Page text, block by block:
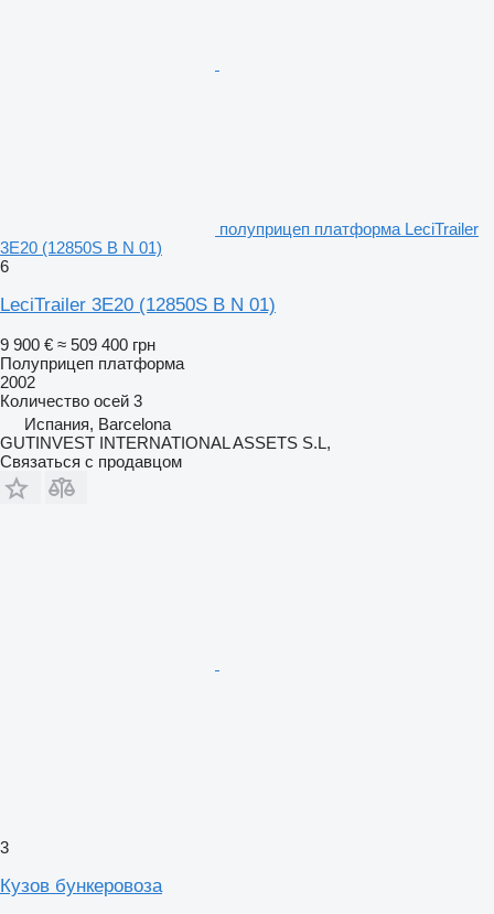
полуприцеп платформа LeciTrailer
3E20 (12850S B N 01)
6
LeciTrailer 3E20 (12850S B N 01)
9 900 € ≈ 509 400 грн
Полуприцеп платформа
2002
Количество осей 3
Испания, Barcelona
GUTINVEST INTERNATIONAL ASSETS S.L,
Связаться с продавцом
3
Кузов бункеровоза